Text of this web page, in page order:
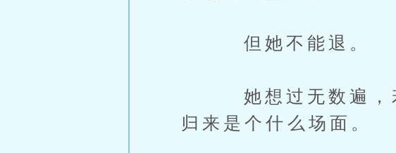
但她不能退。
她想过无数遍，若
归来是个什么场面。